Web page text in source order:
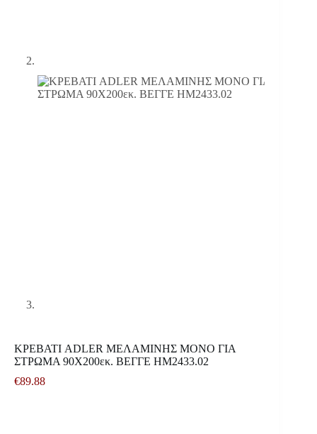
ΚΡΕΒΑΤΙ ADLER ΜΕΛΑΜΙΝΗΣ ΜΟΝΟ ΓΙΑ
ΣΤΡΩΜΑ 90Χ200εκ. ΒΕΓΓΕ HM2433.02
€89.88